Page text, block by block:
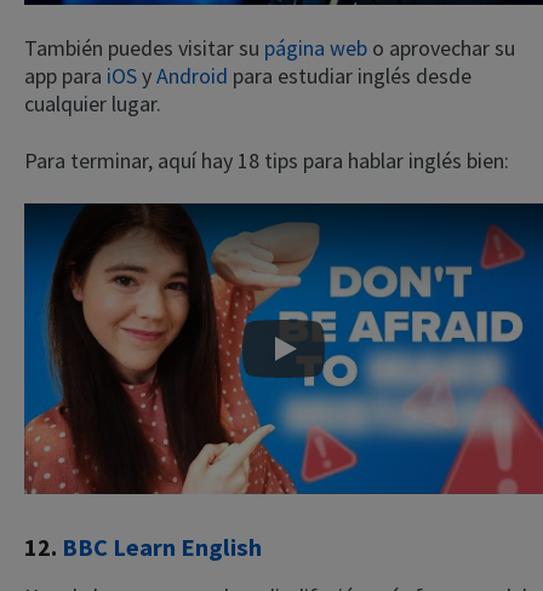
También puedes visitar su página web o aprovechar su
app para iOSyAndroid para estudiar inglés desde
cualquier lugar.
Para terminar, aquí hay 18 tips para hablar inglés bien:
Play
12. BBC Learn English